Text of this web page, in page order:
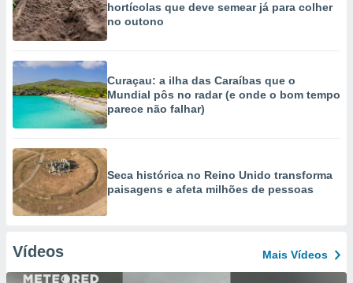
hortícolas que deve semear já para colher
no outono
Curaçau: a ilha das Caraíbas que o
Mundial pôs no radar (e onde o bom tempo
parece não falhar)
Seca histórica no Reino Unido transforma
paisagens e afeta milhões de pessoas
Vídeos Mais Vídeos